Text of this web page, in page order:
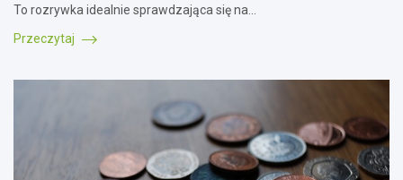
To rozrywka idealnie sprawdzająca się na…
Przeczytaj